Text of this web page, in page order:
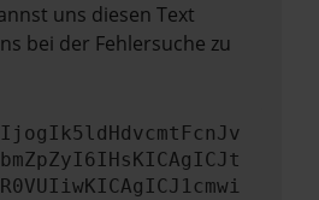
uns diesen Text
bei der Fehlersuche zu